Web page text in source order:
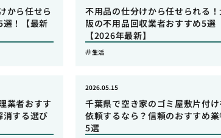
から任せら
！【最新
不用品の仕分けから任せられる！
阪の不用品回収業者おすすめ5選
【2026年最新】
生活
業者おすす
消する選び
千葉県で空き家のゴミ屋敷片付け
依頼するなら？信頼のおすすめ業
5選
2026.05.15